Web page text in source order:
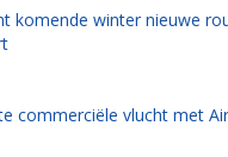
komende winter nieuwe
commerciële vlucht met